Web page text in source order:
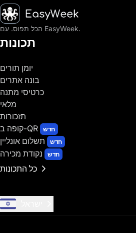
דף הבית
הכל תפוס. עם EasyWeek.
תכונות
יומן תורים
בונה אתרים
כרטיסי מתנה
מלאי
תזכורות
קופה ב-QR
חדש
חדש
חדש
כל התכונות